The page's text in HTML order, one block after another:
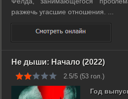
разжечь угасшие отношения. ...
Не дыши: Начало (2022)
2.5/5 (53 гол.)
Год